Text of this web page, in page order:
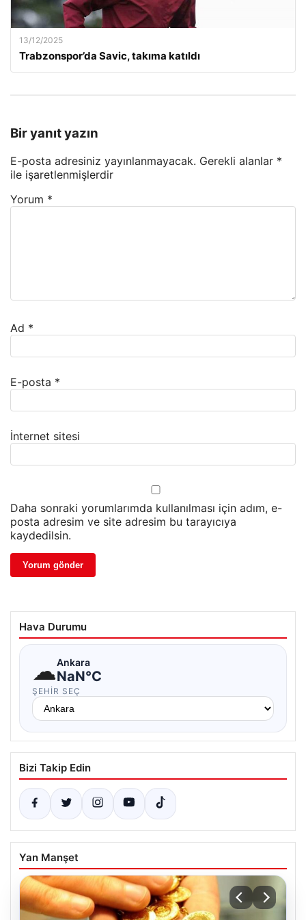
13/12/2025
Trabzonspor’da Savic, takıma katıldı
Bir yanıt yazın
E-posta adresiniz yayınlanmayacak. Gerekli alanlar *
ile işaretlenmişlerdir
Yorum *
Ad *
E-posta *
İnternet sitesi
Daha sonraki yorumlarımda kullanılması için adım, e-
posta adresim ve site adresim bu tarayıcıya
kaydedilsin.
Hava Durumu
☁Ankara
NaN°C
ŞEHIR SEÇ
Bizi Takip Edin
Yan Manşet